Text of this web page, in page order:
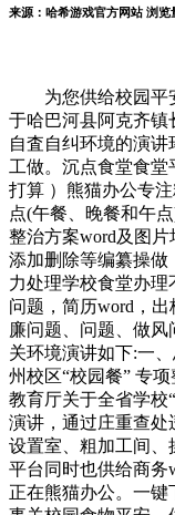
来源：哈希游戏官方网站 浏览
为您供给校园平安
于哈巴河县阿克齐镇
自査自纠环境的演
工做。沉点食堂食
打算 ）熊猫办公专
点(午餐、晚餐和午
整治方案word及图
添加删除等编纂操做
力处理学校食堂办
问题，简历word，
廉问题、问题、做
关环境演讲如下:一
州校区“校园餐” 专
教育厅关于全省学校
演讲，通过庄重查处
设置室、粗加工间、
平台同时也供给商务
正在熊猫办公。一